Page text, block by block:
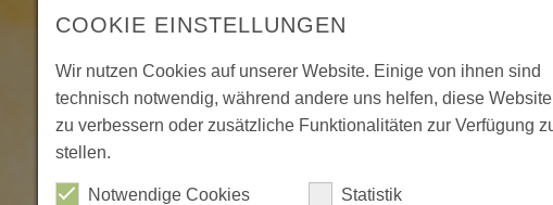
COOKIE EINSTELLUNGEN
Wir nutzen Cookies auf unserer Website. Einige von ihnen sind
technisch notwendig, während andere uns helfen, diese Website
zu verbessern oder zusätzliche Funktionalitäten zur Verfügung
stellen.
Notwendige Cookies Statistik